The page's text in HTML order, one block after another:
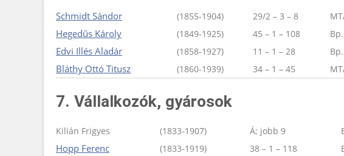
Schmidt Sándor (1855-1904) 29/2 – 3 – 8
Hegedűs Károly (1849-1925) 45 – 1 – 108
Edvi Illés Aladár (1858-1927) 11 – 1 – 28
Bláthy Ottó Titusz (1860-1939) 34 – 1 – 45
7. Vállalkozók, gyárosok
Kilián Frigyes (1833-1907) Á; jobb 9
Hopp Ferenc (1833-1919) 38 – 1 – 118